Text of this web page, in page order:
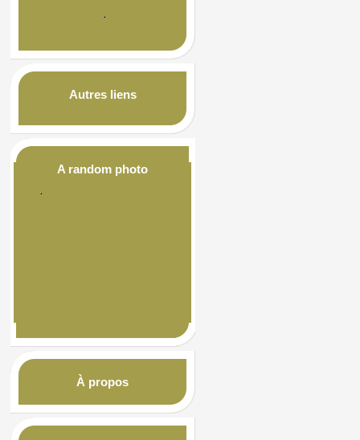
Autres liens
A random photo
À propos